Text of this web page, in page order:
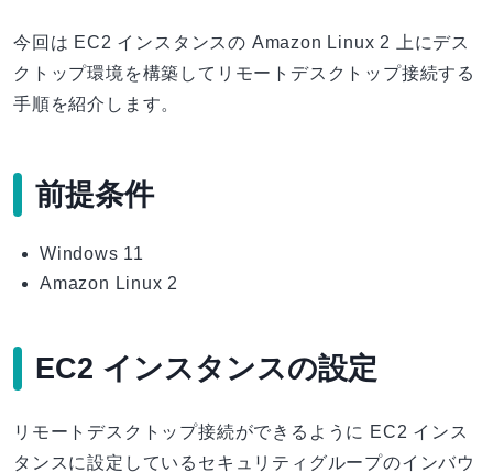
今回は EC2 インスタンスの Amazon Linux 2 上にデス
クトップ環境を構築してリモートデスクトップ接続する
手順を紹介します。
前提条件
Windows 11
Amazon Linux 2
EC2 インスタンスの設定
リモートデスクトップ接続ができるように EC2 インス
タンスに設定しているセキュリティグループのインバウ